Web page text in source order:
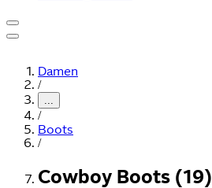
Damen
/
...
/
Boots
/
Cowboy Boots (19)